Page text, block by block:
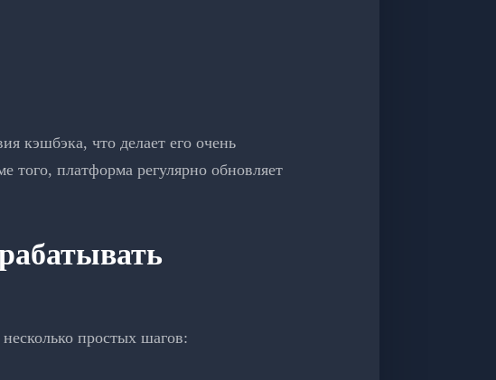
кэшбэка, что делает его очень
того, платформа регулярно обновляет
простых шагов: